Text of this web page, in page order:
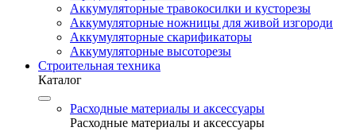
Аккумуляторные травокосилки и кусторезы
Аккумуляторные ножницы для живой изгороди
Аккумуляторные скарификаторы
Аккумуляторные высоторезы
Строительная техника
Каталог
Расходные материалы и аксессуары
Расходные материалы и аксессуары